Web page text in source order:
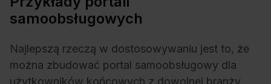
samoobsługowych
Najlepszą rzeczą w dostosowywaniu jest to, że
można zbudować portal samoobsługowy dla